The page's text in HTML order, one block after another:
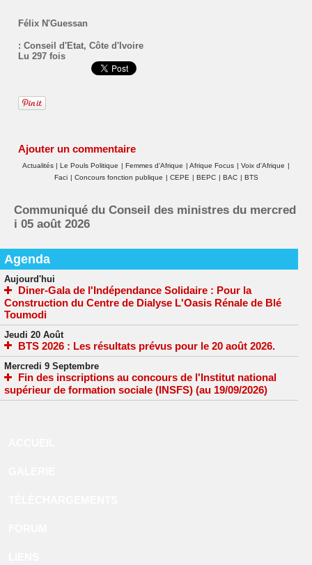
Félix N'Guessan
: Conseil d'Etat, Côte d'Ivoire
Lu 297 fois
Ajouter un commentaire
Actualités | Le Pouls Politique | Femmes d'Afrique | Afrique Focus | Voix d'Afrique |
Faci | Concours fonction publique | CEPE | BEPC | BAC | BTS
Communiqué du Conseil des ministres du mercred
i 05 août 2026
Agenda
Aujourd'hui
Diner-Gala de l'Indépendance Solidaire : Pour la
Construction du Centre de Dialyse L'Oasis Rénale de Blé
Toumodi
Jeudi 20 Août
BTS 2026 : Les résultats prévus pour le 20 août 2026.
Mercredi 9 Septembre
Fin des inscriptions au concours de l'Institut national
supérieur de formation sociale (INSFS) (au 19/09/2026)